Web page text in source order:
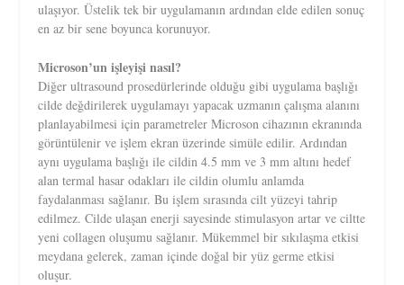
ulaşıyor. Üstelik tek bir uygulamanın ardından elde edilen sonuç
en az bir sene boyunca korunuyor.
Microson’un işleyişi nasıl?
Diğer ultrasound prosedürlerinde olduğu gibi uygulama başlığı
cilde değdirilerek uygulamayı yapacak uzmanın çalışma alanını
planlayabilmesi için parametreler Microson cihazının ekranında
görüntülenir ve işlem ekran üzerinde simüle edilir. Ardından
aynı uygulama başlığı ile cildin 4.5 mm ve 3 mm altını hedef
alan termal hasar odakları ile cildin olumlu anlamda
faydalanması sağlanır. Bu işlem sırasında cilt yüzeyi tahrip
edilmez. Cilde ulaşan enerji sayesinde stimulasyon artar ve ciltte
yeni collagen oluşumu sağlanır. Mükemmel bir sıkılaşma etkisi
meydana gelerek, zaman içinde doğal bir yüz germe etkisi
oluşur.